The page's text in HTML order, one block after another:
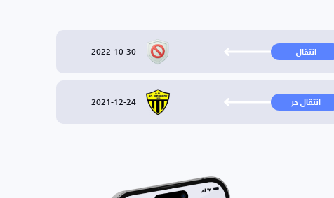
انتقال 2022-10-30
انتقال حر 2021-12-24